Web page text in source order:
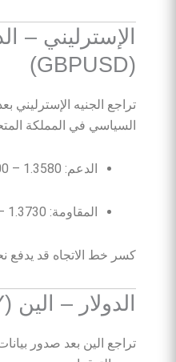
الإسترليني –
(GBPUSD)
تراجع الجنيه الإسترليني
السياسي في المملكة
الدعم: 1.3580 – 1.3500
المقاومة: 1.3730 – 1.3850
كسر خط الاتجاه قد يدفع نحو
الدولار – الين (USDJPY)
تراجع الين بعد صدور